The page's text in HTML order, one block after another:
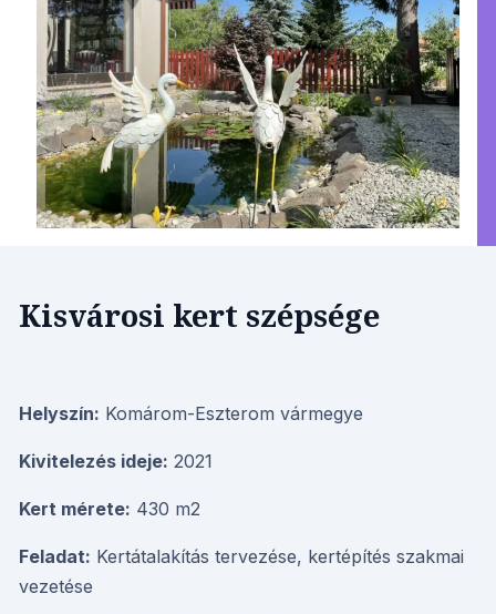
Kisvárosi kert szépsége
Helyszín: Komárom-Eszterom vármegye
Kivitelezés ideje: 2021
Kert mérete: 430 m2
Feladat: Kertátalakítás tervezése, kertépítés szakmai
vezetése